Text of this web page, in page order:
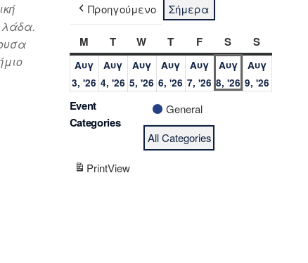
Προηγούμενο
Σήμερα
M T W T F S S
Αυγ
3, '26
Αυγ
4, '26
Αυγ
5, '26
Αυγ
6, '26
Αυγ
7, '26
Αυγ
8, '26
Αυγ
9, '26
Event
Categories
General
All Categories
PrintView